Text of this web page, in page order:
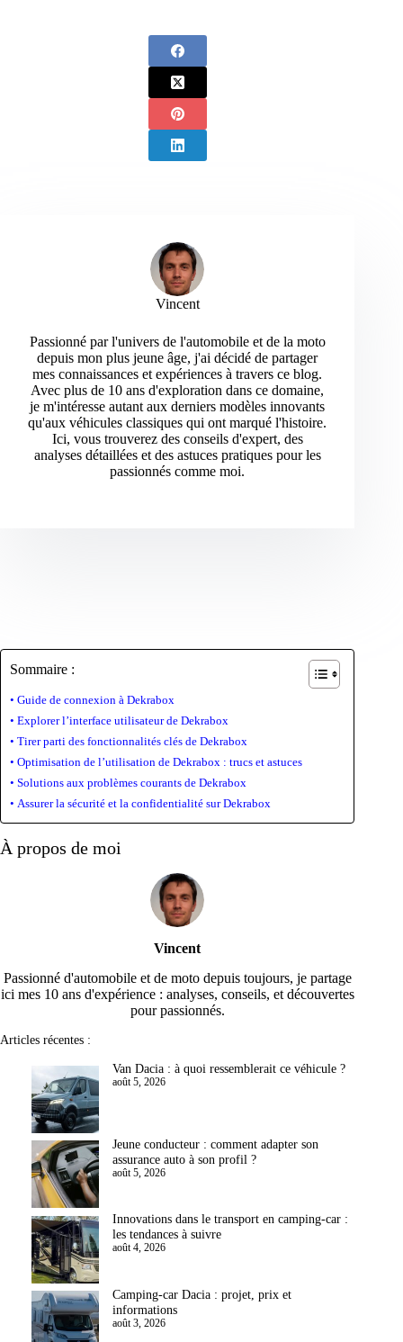
Vincent
Passionné par l'univers de l'automobile et de la moto
depuis mon plus jeune âge, j'ai décidé de partager
mes connaissances et expériences à travers ce blog.
Avec plus de 10 ans d'exploration dans ce domaine,
je m'intéresse autant aux derniers modèles innovants
qu'aux véhicules classiques qui ont marqué l'histoire.
Ici, vous trouverez des conseils d'expert, des
analyses détaillées et des astuces pratiques pour les
passionnés comme moi.
Sommaire :
Guide de connexion à Dekrabox
Explorer l’interface utilisateur de Dekrabox
Tirer parti des fonctionnalités clés de Dekrabox
Optimisation de l’utilisation de Dekrabox : trucs et astuces
Solutions aux problèmes courants de Dekrabox
Assurer la sécurité et la confidentialité sur Dekrabox
À propos de moi
Vincent
Passionné d'automobile et de moto depuis toujours, je partage
ici mes 10 ans d'expérience : analyses, conseils, et découvertes
pour passionnés.
Articles récentes :
Van Dacia : à quoi ressemblerait ce véhicule ?
août 5, 2026
Jeune conducteur : comment adapter son
assurance auto à son profil ?
août 5, 2026
Innovations dans le transport en camping-car :
les tendances à suivre
août 4, 2026
Camping-car Dacia : projet, prix et
informations
août 3, 2026